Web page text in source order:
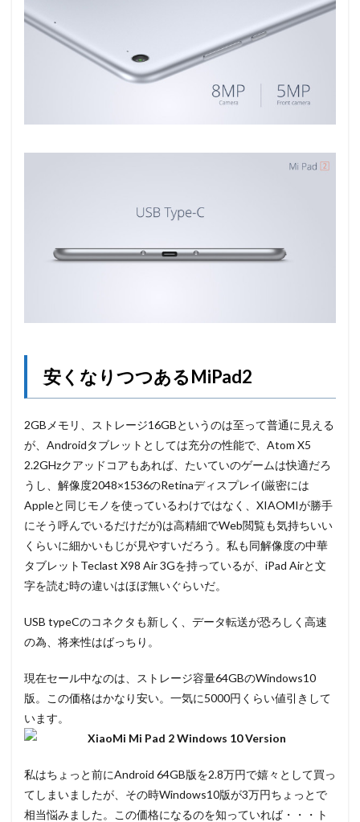
安くなりつつあるMiPad2
2GBメモリ、ストレージ16GBというのは至って普通に見える
が、Androidタブレットとしては充分の性能で、Atom X5
2.2GHzクアッドコアもあれば、たいていのゲームは快適だろ
うし、解像度2048×1536のRetinaディスプレイ(厳密には
Appleと同じモノを使っているわけではなく、XIAOMIが勝手
にそう呼んでいるだけだが)は高精細でWeb閲覧も気持ちいい
くらいに細かいもじが見やすいだろう。私も同解像度の中華
タブレットTeclast X98 Air 3Gを持っているが、iPad Airと文
字を読む時の違いはほぼ無いぐらいだ。
USB typeCのコネクタも新しく、データ転送が恐ろしく高速
の為、将来性はばっちり。
現在セール中なのは、ストレージ容量64GBのWindows10
版。この価格はかなり安い。一気に5000円くらい値引きして
います。
私はちょっと前にAndroid 64GB版を2.8万円で嬉々として買っ
てしまいましたが、その時Windows10版が3万円ちょっとで
相当悩みました。この価格になるのを知っていれば・・・ト